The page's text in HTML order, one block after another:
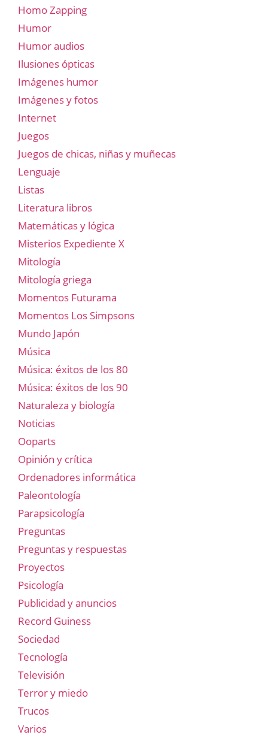
Homo Zapping
Humor
Humor audios
Ilusiones ópticas
Imágenes humor
Imágenes y fotos
Internet
Juegos
Juegos de chicas, niñas y muñecas
Lenguaje
Listas
Literatura libros
Matemáticas y lógica
Misterios Expediente X
Mitología
Mitología griega
Momentos Futurama
Momentos Los Simpsons
Mundo Japón
Música
Música: éxitos de los 80
Música: éxitos de los 90
Naturaleza y biología
Noticias
Ooparts
Opinión y crítica
Ordenadores informática
Paleontología
Parapsicología
Preguntas
Preguntas y respuestas
Proyectos
Psicología
Publicidad y anuncios
Record Guiness
Sociedad
Tecnología
Televisión
Terror y miedo
Trucos
Varios